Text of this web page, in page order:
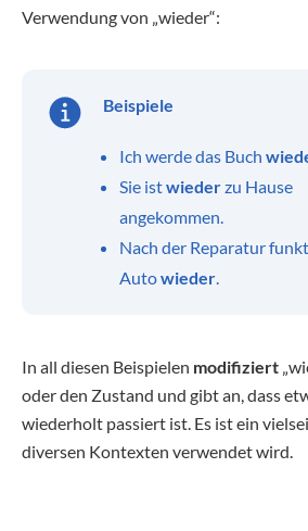
Verwendung von „wieder“:
Beispiele
Ich werde das Buch
Sie istwiederzu Hause
angekommen.
Nach der Reparatur
Autowieder.
In all diesen Beispielen modifiziert
oder den Zustand und gibt an, dass
wiederholt passiert ist. Es ist ein
diversen Kontexten verwendet wird.